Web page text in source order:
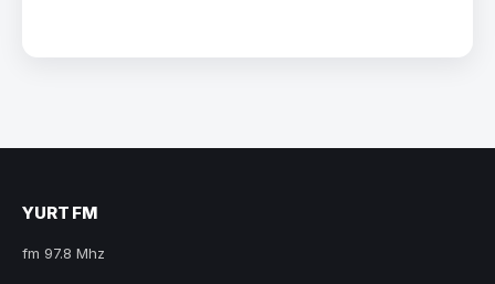
YURT FM
fm 97.8 Mhz